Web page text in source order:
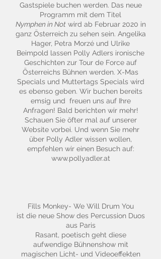
Gastspiele buchen werden. Das neue
Programm mit dem Titel
Nymphen in Notwird ab Februar 2020 in
ganz Österreich zu sehen sein. Angelika
Hager, Petra Morzé und Ulrike
Beimpold lassen Polly Adlers ironische
Geschichten zur Tour de Force auf
Österreichs Bühnen werden. X-Mas
Specials und Muttertags Specials wird
es ebenso geben. Wir buchen bereits
emsig und freuen uns auf Ihre
Anfragen! Bald berichten wir mehr!
Schauen Sie öfter mal auf unserer
Website vorbei. Und wenn Sie mehr
über Polly Adler wissen wollen,
empfehlen wir einen Besuch auf:
www.pollyadler.at
Fills Monkey- We Will Drum You
ist die neue Show des Percussion Duos
aus Paris
Rasant, poetisch geht diese
aufwendige Bühnenshow mit
magischen Licht- und Videoeffekten